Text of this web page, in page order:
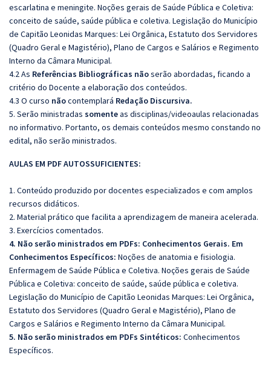
escarlatina e meningite. Noções gerais de Saúde Pública e Coletiva:
conceito de saúde, saúde pública e coletiva. Legislação do Município
de Capitão Leonidas Marques: Lei Orgânica, Estatuto dos Servidores
(Quadro Geral e Magistério), Plano de Cargos e Salários e Regimento
Interno da Câmara Municipal.
4.2 As Referências Bibliográficas nãoserão abordadas, ficando a
critério do Docente a elaboração dos conteúdos.
4.3 O curso nãocontemplará Redação Discursiva.
5. Serão ministradas somenteas disciplinas/videoaulas relacionadas
no informativo. Portanto, os demais conteúdos mesmo constando no
edital, não serão ministrados.
AULAS EM PDF AUTOSSUFICIENTES:
1. Conteúdo produzido por docentes especializados e com amplos
recursos didáticos.
2. Material prático que facilita a aprendizagem de maneira acelerada.
3. Exercícios comentados.
4. Não serão ministrados em PDFs: Conhecimentos Gerais. Em
Conhecimentos Específicos: Noções de anatomia e fisiologia.
Enfermagem de Saúde Pública e Coletiva. Noções gerais de Saúde
Pública e Coletiva: conceito de saúde, saúde pública e coletiva.
Legislação do Município de Capitão Leonidas Marques: Lei Orgânica,
Estatuto dos Servidores (Quadro Geral e Magistério), Plano de
Cargos e Salários e Regimento Interno da Câmara Municipal.
5. Não serão ministrados em PDFs Sintéticos: Conhecimentos
Específicos.